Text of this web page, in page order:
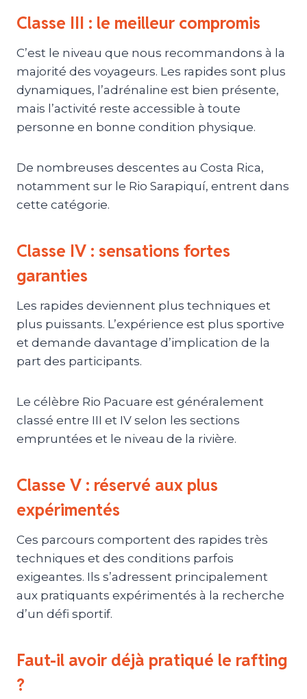
Classe III : le meilleur compromis
C’est le niveau que nous recommandons à la
majorité des voyageurs. Les rapides sont plus
dynamiques, l’adrénaline est bien présente,
mais l’activité reste accessible à toute
personne en bonne condition physique.
De nombreuses descentes au Costa Rica,
notamment sur le Rio Sarapiquí, entrent dans
cette catégorie.
Classe IV : sensations fortes
garanties
Les rapides deviennent plus techniques et
plus puissants. L’expérience est plus sportive
et demande davantage d’implication de la
part des participants.
Le célèbre Rio Pacuare est généralement
classé entre III et IV selon les sections
empruntées et le niveau de la rivière.
Classe V : réservé aux plus
expérimentés
Ces parcours comportent des rapides très
techniques et des conditions parfois
exigeantes. Ils s’adressent principalement
aux pratiquants expérimentés à la recherche
d’un défi sportif.
Faut-il avoir déjà pratiqué le rafting
?